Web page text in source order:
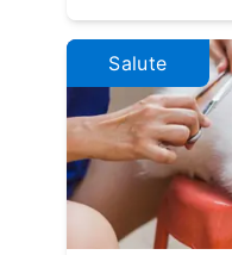
Salute